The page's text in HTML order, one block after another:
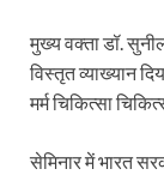
मुख्य वक्ता डॉ.
विस्तृत व्याख्यान
मर्म चिकित्सा
सेमिनार में भारत